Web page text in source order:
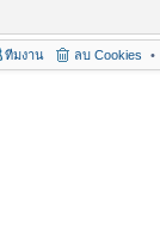
ลบ Cookies
ทีมงาน